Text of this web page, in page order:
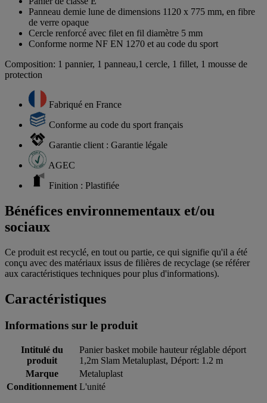
Panneau demie lune de dimensions 1120 x 775 mm, en fibre
de verre opaque
Cercle renforcé avec filet en fil diamètre 5 mm
Conforme norme NF EN 1270 et au code du sport
Composition: 1 pannier, 1 panneau,1 cercle, 1 fillet, 1 mousse de
protection
Fabriqué en France
Conforme au code du sport français
Garantie client : Garantie légale
AGEC
Finition : Plastifiée
Bénéfices environnementaux et/ou
sociaux
Ce produit est recyclé, en tout ou partie, ce qui signifie qu'il a été
conçu avec des matériaux issus de filières de recyclage (se référer
aux caractéristiques techniques pour plus d'informations).
Caractéristiques
Informations sur le produit
Intitulé du
produit
Panier basket mobile hauteur réglable déport
1,2m Slam Metaluplast, Déport: 1.2 m
Marque
Metaluplast
Conditionnement L'unité